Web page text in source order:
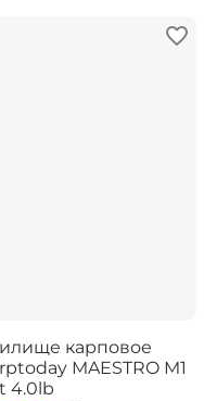
карповое
MAESTRO M1
4.0lb